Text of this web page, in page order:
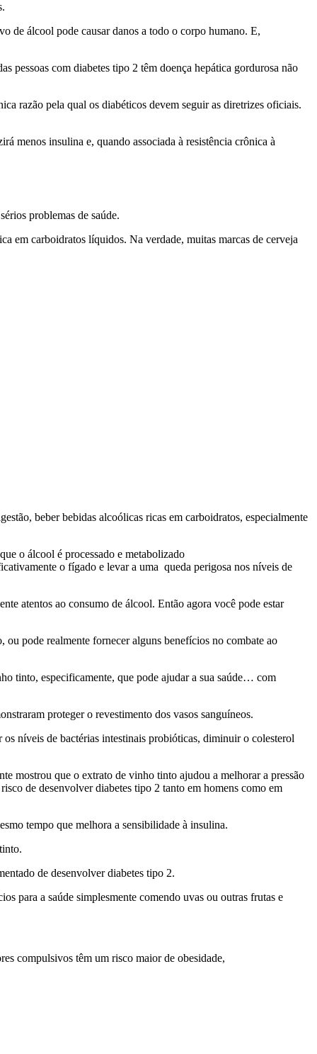
de álcool pode causar danos a todo o corpo humano. E,
pessoas com diabetes tipo 2 têm doença hepática gordurosa não
razão pela qual os diabéticos devem seguir as diretrizes oficiais.
menos insulina e, quando associada à resistência crônica à
problemas de saúde.
carboidratos líquidos. Na verdade, muitas marcas de cerveja
beber bebidas alcoólicas ricas em carboidratos, especialmente
o álcool é processado e metabolizado
o fígado e levar a uma queda perigosa nos níveis de
atentos ao consumo de álcool. Então agora você pode estar
ou pode realmente fornecer alguns benefícios no combate ao
tinto, especificamente, que pode ajudar a sua saúde… com
proteger o revestimento dos vasos sanguíneos.
níveis de bactérias intestinais probióticas, diminuir o colesterol
mostrou que o extrato de vinho tinto ajudou a melhorar a pressão
de desenvolver diabetes tipo 2 tanto em homens como em
tempo que melhora a sensibilidade à insulina.
de desenvolver diabetes tipo 2.
para a saúde simplesmente comendo uvas ou outras frutas e
compulsivos têm um risco maior de obesidade,